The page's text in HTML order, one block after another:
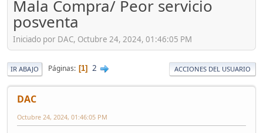
Mala Compra/ Peor servicio
posventa
Iniciado por DAC, Octubre 24, 2024, 01:46:05 PM
IR ABAJO Páginas 1 2 ACCIONES DEL USUARIO
DAC
Octubre 24, 2024, 01:46:05 PM